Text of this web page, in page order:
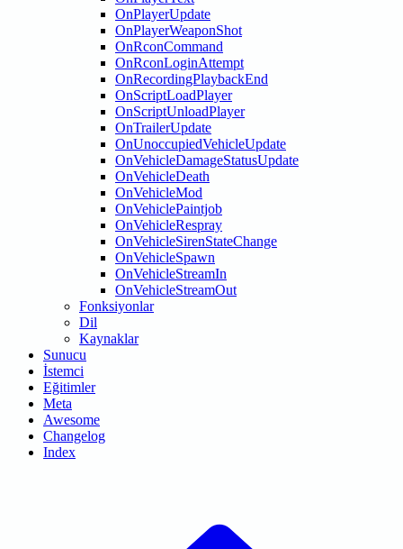
OnPlayerUpdate
OnPlayerWeaponShot
OnRconCommand
OnRconLoginAttempt
OnRecordingPlaybackEnd
OnScriptLoadPlayer
OnScriptUnloadPlayer
OnTrailerUpdate
OnUnoccupiedVehicleUpdate
OnVehicleDamageStatusUpdate
OnVehicleDeath
OnVehicleMod
OnVehiclePaintjob
OnVehicleRespray
OnVehicleSirenStateChange
OnVehicleSpawn
OnVehicleStreamIn
OnVehicleStreamOut
Fonksiyonlar
Dil
Kaynaklar
Sunucu
İstemci
Eğitimler
Meta
Awesome
Changelog
Index